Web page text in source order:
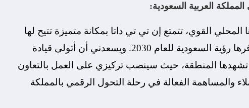
العربية السعودية:
المحلي القوي، تتمتع إن تي تي داتا بمكانة متميزة تتيح لها
مساعدة المؤسسات على اغتنام الفرص التي توفرها رؤية السعودية للعام 2030. ويسعدني أن أتولى قيادة
تشهدها المنطقة، حيث سينصب تركيزي على العمل بالتعاون
والمساهمة الفعالة في رحلة التحول الرقمي بالمملكة